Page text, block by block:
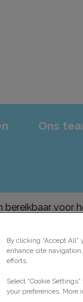
Ons
bereikbaar voor
By clicking “Accept
enhance site
efforts.
Select “Cookie
your preferences. More